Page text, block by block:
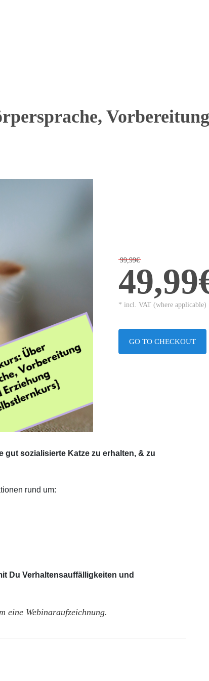
99,99€
* incl. VAT (where applicable)
GO TO CHECKOUT
gut sozialisierte Katze zu erhalten, & zu
rund um:
Du Verhaltensauffälligkeiten und
eine Webinaraufzeichnung.